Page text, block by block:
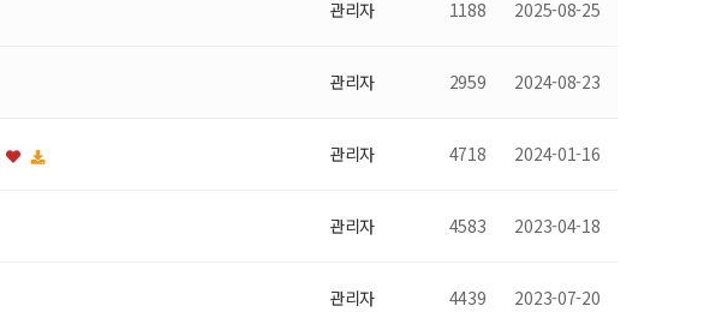
관리자 1188 2025-08-25
관리자 2959 2024-08-23
관리자 4718 2024-01-16
관리자 4583 2023-04-18
관리자 4439 2023-07-20